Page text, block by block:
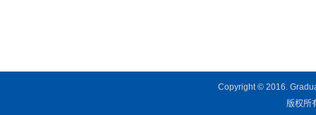
Copyright © 2016.
版权所